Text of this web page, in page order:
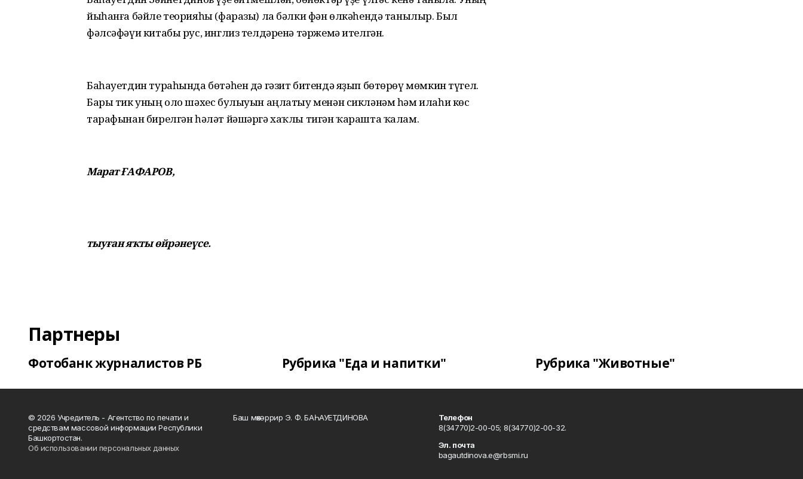
йыһанға бәйле теорияһы (фаразы) ла бәлки фән өлкәһендә танылыр. Был
фәлсәфәүи китабы рус, инглиз телдәренә тәржемә ителгән.
Баһауетдин тураһында бөтәһен дә гәзит битендә яҙып бөтөрөү мөмкин түгел.
Бары тик уның оло шәхес булыуын аңлатыу менән сикләнәм һәм илаһи көс
тарафынан бирелгән һәләт йәшәргә хаҡлы тигән ҡарашта ҡалам.
Марат ҒАФАРОВ,
тыуған яҡты өйрәнеүсе.
Партнеры
Фотобанк журналистов РБ Рубрика "Еда и напитки" Рубрика "Животные"
© 2026 Учредитель - Агентство по печати и
средствам массовой информации Республики
Башкортостан.
Об использовании персональных данных
Баш мөхәррир Э. Ф. БАҺАУЕТДИНОВА
Телефон
8(34770)2-00-05; 8(34770)2-00-32.
Эл. почта
bagautdinova.e@rbsmi.ru